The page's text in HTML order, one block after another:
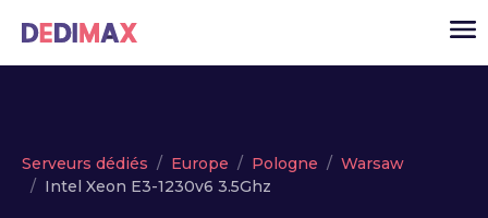
Cloud serveur
VPS
Serveurs dédiés Europe Pologne
Warsaw
Intel Xeon E3-1230v6 3.5Ghz